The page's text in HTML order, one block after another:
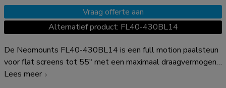
Vraag offerte aan
Alternatief product: FL40-430BL14
De Neomounts FL40-430BL14 is een full motion paalsteun
voor flat screens tot 55" met een maximaal draagvermogen
van 25 kg. De veelzijdige technologie kantel- (25°) en
Lees meer